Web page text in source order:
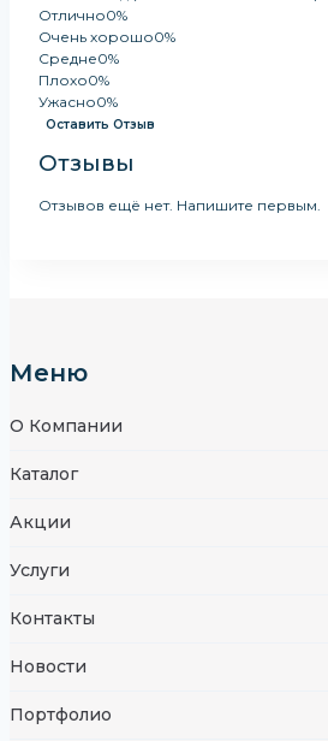
Отлично0%
Очень хорошо0%
Средне0%
Плохо0%
Ужасно0%
Оставить Отзыв
Отзывы
Отзывов ещё нет. Напишите первым.
Меню
О Компании
Каталог
Акции
Услуги
Контакты
Новости
Портфолио